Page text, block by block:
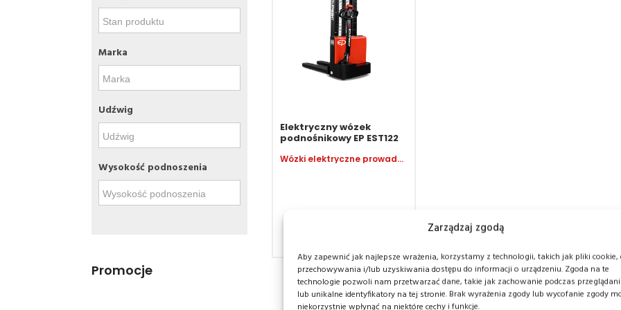
Zarządzaj zgodą
Aby zapewnić jak najlepsze wrażenia, korzystamy z technologii, takich jak pliki cookie,
przechowywania i/lub uzyskiwania dostępu do informacji o urządzeniu. Zgoda na te
technologie pozwoli nam przetwarzać dane, takie jak zachowanie podczas
lub unikalne identyfikatory na tej stronie. Brak wyrażenia zgody lub wycofanie zgody
niekorzystnie wpłynąć na niektóre cechy i funkcje.
Marka
Udźwig
Wysokość podnoszenia
Promocje
Elektryczny wózek
podnośnikowy EP EST122
Wózki elektryczne prowadzone z masztem